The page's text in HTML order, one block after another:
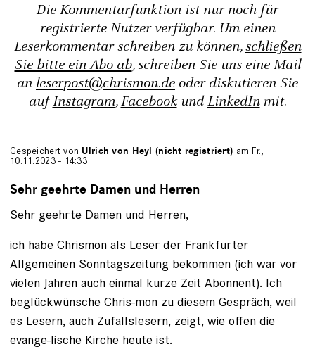
Die Kommentarfunktion ist nur noch für
registrierte Nutzer verfügbar. Um einen
Leserkommentar schreiben zu können,schließen
Sie bitte ein Abo ab, schreiben Sie uns eine Mail
an leserpost@chrismon.de oder diskutieren Sie
aufInstagram,FacebookundLinkedInmit.
Gespeichert von Ulrich von Heyl (nicht registriert) am Fr.,
10.11.2023 - 14:33
Sehr geehrte Damen und Herren
Sehr geehrte Damen und Herren,
ich habe Chrismon als Leser der Frankfurter
Allgemeinen Sonntagszeitung bekommen (ich war vor
vielen Jahren auch einmal kurze Zeit Abonnent). Ich
beglückwünsche Chris-mon zu diesem Gespräch, weil
es Lesern, auch Zufallslesern, zeigt, wie offen die
evange-lische Kirche heute ist.